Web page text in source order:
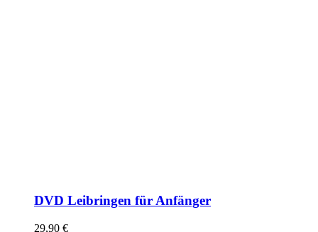
DVD Leibringen für Anfänger
29,90 €